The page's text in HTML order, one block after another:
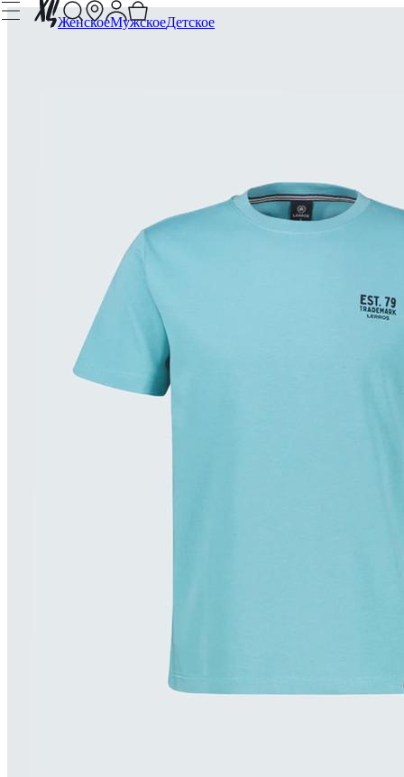
ЖенскоеМужскоеДетское